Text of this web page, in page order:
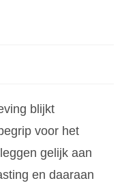
blijkt
voor het
gelijk aan
en daaraan